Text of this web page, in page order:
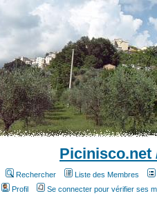
Picinisco.net
Rechercher Liste des Membres
Profil
Se connecter pour vérifier ses